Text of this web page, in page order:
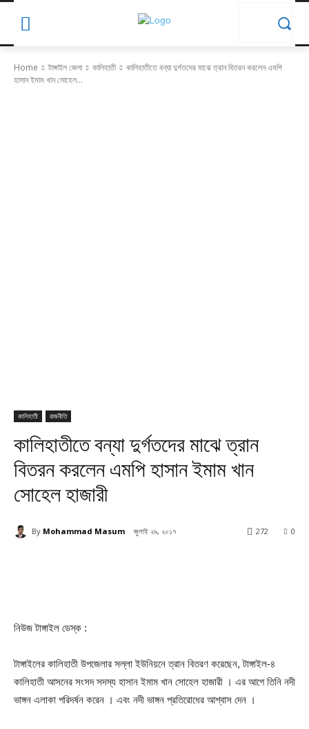
Home টাঙ্গাইল জেলা কালিহাতী
কালিহাতীতে বন্যা দুর্গতদের মাঝে ত্রান বিতরন করলেন এমপি
হাসান ইমাম খান সোহেল...
কালিহাতী রাজনীতি
কালিহাতীতে বন্যা দুর্গতদের মাঝে ত্রান
বিতরন করলেন এমপি হাসান ইমাম খান
সোহেল হাজারী
By Mohammad Masum জুলাই ২৯, ২০১৭ 0
272
নিউজ টাঙ্গাইল ডেস্ক :
টাঙ্গাইলের কালিহাতী উপজেলার সল্লা ইউনিয়নে ত্রান বিতরণ করেছেন, টাঙ্গাইল-৪
কালিহাতী আসনের সংসদ সদস্য হাসান ইমাম খান সোহেল হাজারী । এর আগে তিনি নদী
ভাঙ্গন এলাকা পরিদর্ষন করেন । এবং নদী ভাঙ্গন প্রতিরোধের আশ্বাস দেন ।